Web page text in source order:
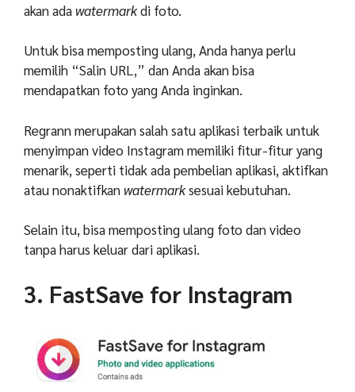
akan ada watermarkdi foto.
Untuk bisa memposting ulang, Anda hanya perlu
memilih “Salin URL,” dan Anda akan bisa
mendapatkan foto yang Anda inginkan.
Regrann merupakan salah satu aplikasi terbaik untuk
menyimpan video Instagram memiliki fitur-fitur yang
menarik, seperti tidak ada pembelian aplikasi, aktifkan
atau nonaktifkan watermarksesuai kebutuhan.
Selain itu, bisa memposting ulang foto dan video
tanpa harus keluar dari aplikasi.
3. FastSave for Instagram